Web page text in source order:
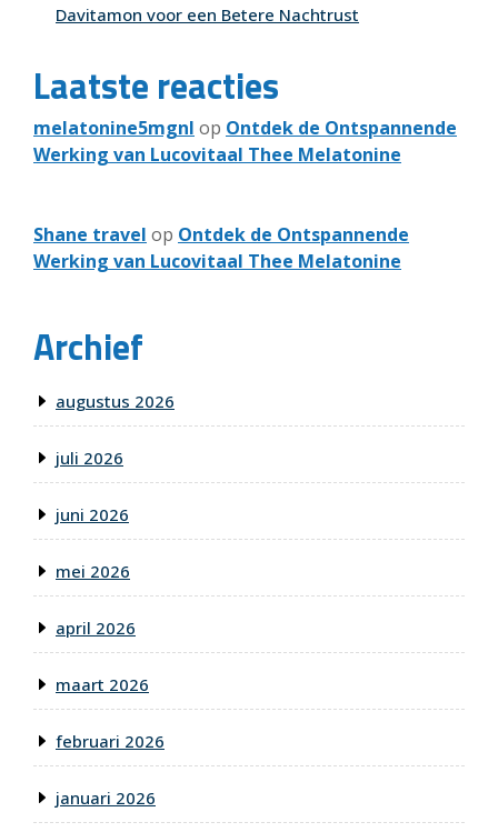
Davitamon voor een Betere Nachtrust
Laatste reacties
melatonine5mgnl op Ontdek de Ontspannende
Werking van Lucovitaal Thee Melatonine
Shane travel op Ontdek de Ontspannende
Werking van Lucovitaal Thee Melatonine
Archief
augustus 2026
juli 2026
juni 2026
mei 2026
april 2026
maart 2026
februari 2026
januari 2026